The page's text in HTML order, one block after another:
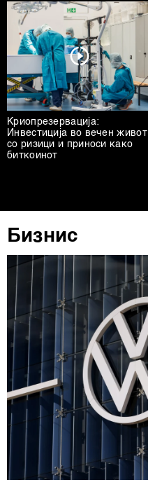
Криопрезервација:
Инвестиција во вечен живот
со ризици и приноси како
биткоинот
Бизнис